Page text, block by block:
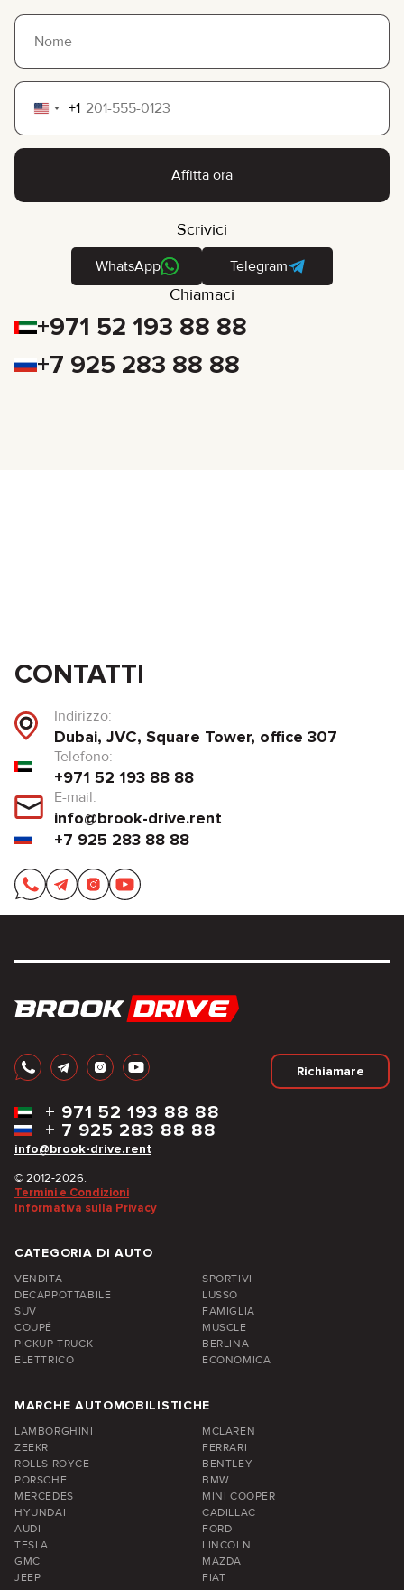
United
States
+1
Affitta ora
Scrivici
WhatsApp Telegram
Chiamaci
+971 52 193 88 88
+7 925 283 88 88
CONTATTI
Indirizzo:
Dubai, JVC, Square Tower, office 307
Telefono:
+971 52 193 88 88
E-mail:
info@brook-drive.rent
+7 925 283 88 88
Richiamare
info@brook-drive.rent
+ 7 925 283 88 88
+ 971 52 193 88 88
© 2012-2026.
Termini e Condizioni
Informativa sulla Privacy
CATEGORIA DI AUTO
VENDITA
SPORTIVI
DECAPPOTTABILE
LUSSO
SUV
FAMIGLIA
COUPÉ
MUSCLE
PICKUP TRUCK
BERLINA
ELETTRICO
ECONOMICA
MARCHE AUTOMOBILISTICHE
LAMBORGHINI
MCLAREN
ZEEKR
FERRARI
ROLLS ROYCE
BENTLEY
PORSCHE
BMW
MERCEDES
MINI COOPER
HYUNDAI
CADILLAC
AUDI
FORD
TESLA
LINCOLN
GMC
MAZDA
JEEP
FIAT